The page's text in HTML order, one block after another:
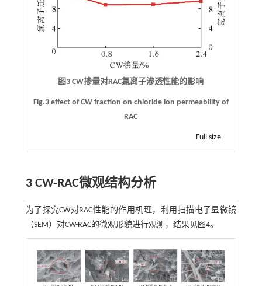
图3 CW掺量对RAC氯离子渗透性能的影响
Fig.3 effect of CW fraction on chloride ion permeability of
RAC
Full size
3 CW-RAC微观结构分析
为了探究CW对RAC性能的作用机理，利用扫描电子显微镜
（SEM）对CW-RAC的微观形貌进行观测，结果见图4。